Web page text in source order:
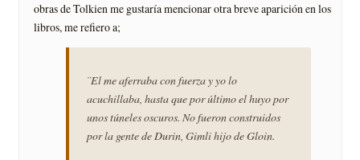
obras de Tolkien me gustaría mencionar otra breve aparición en los
libros, me refiero a;
¨El me aferraba con fuerza y yo lo
acuchillaba, hasta que por último el huyo por
unos túneles oscuros. No fueron construidos
por la gente de Durin, Gimli hijo de Gloin.